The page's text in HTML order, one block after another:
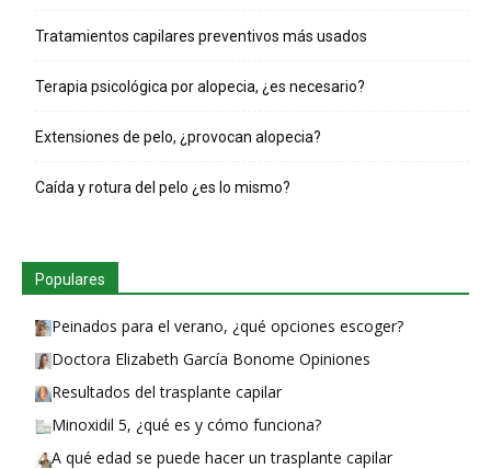
Tratamientos capilares preventivos más usados
Terapia psicológica por alopecia, ¿es necesario?
Extensiones de pelo, ¿provocan alopecia?
Caída y rotura del pelo ¿es lo mismo?
Populares
Peinados para el verano, ¿qué opciones escoger?
Doctora Elizabeth García Bonome Opiniones
Resultados del trasplante capilar
Minoxidil 5, ¿qué es y cómo funciona?
A qué edad se puede hacer un trasplante capilar